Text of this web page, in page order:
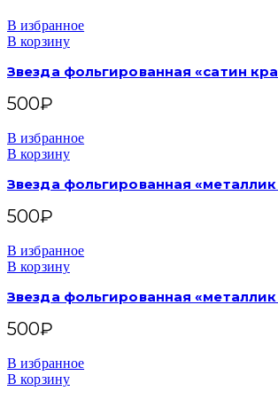
В избранное
В корзину
Звезда фольгированная «сатин
500₽
В избранное
В корзину
Звезда фольгированная
500₽
В избранное
В корзину
Звезда фольгированная «металлик
500₽
В избранное
В корзину